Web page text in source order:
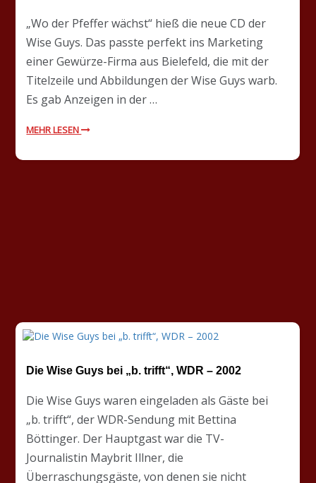
„Wo der Pfeffer wächst“ hieß die neue CD der
Wise Guys. Das passte perfekt ins Marketing
einer Gewürze-Firma aus Bielefeld, die mit der
Titelzeile und Abbildungen der Wise Guys warb.
Es gab Anzeigen in der …
MEHR LESEN
Die Wise Guys bei „b. trifft“, WDR – 2002
Die Wise Guys waren eingeladen als Gäste bei
„b. trifft“, der WDR-Sendung mit Bettina
Böttinger. Der Hauptgast war die TV-
Journalistin Maybrit Illner, die
Überraschungsgäste, von denen sie nicht